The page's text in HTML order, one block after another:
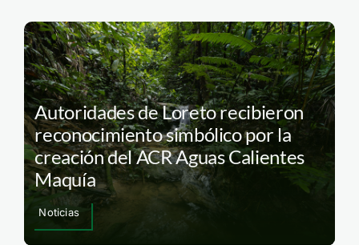
Autoridades de Loreto recibieron
reconocimiento simbólico por la
creación del ACR Aguas Calientes
Maquía
Noticias